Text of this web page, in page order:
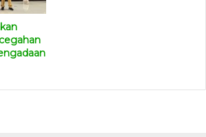
untuk membangun
dia.(ADV)